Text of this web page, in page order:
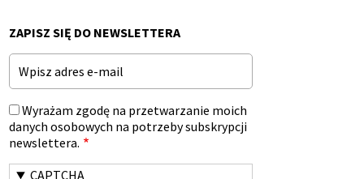
ZAPISZ SIĘ DO NEWSLETTERA
Email
Wyrażam zgodę na przetwarzanie moich
danych osobowych na potrzeby subskrypcji
newslettera.
CAPTCHA